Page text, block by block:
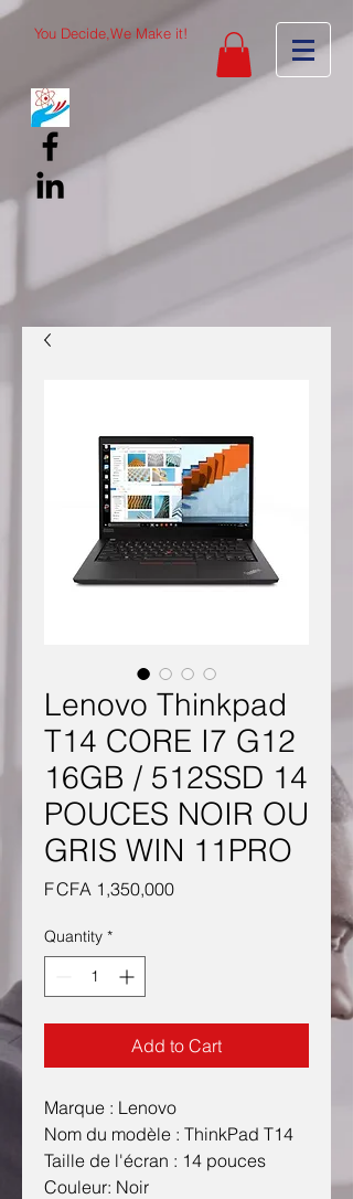
You Decide,We Make it!
Lenovo Thinkpad
T14 CORE I7 G12
16GB / 512SSD 14
POUCES NOIR OU
GRIS WIN 11PRO
F CFA 1,350,000Price
Quantity *
Add to Cart
Marque : Lenovo
Nom du modèle : ThinkPad T14
Taille de l'écran : 14 pouces
Couleur: Noir